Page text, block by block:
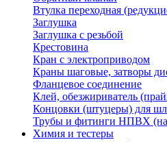
Втулка переходная
Заглушка
Заглушка с резьбой
Крестовина
Кран с электроприводом
Краны шаговые, затворы
Фланцевое соединение
Клей, обезжириватель
Концовки (штуцеры) для
Трубы и фитинги НПВХ
Химия и тестеры